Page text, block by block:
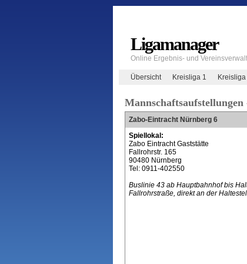
Ligamanager
Online Ergebnis- und
Übersicht Kreisliga 1 Kreisliga
Zabo-Eintracht Nürnberg 6
Spiellokal:
Zabo Eintracht Gaststätte
Fallrohrstr. 165
90480 Nürnberg
Tel: 0911-402550
Buslinie 43 ab Hauptbahnhof bis
Fallrohrstraße, direkt an der